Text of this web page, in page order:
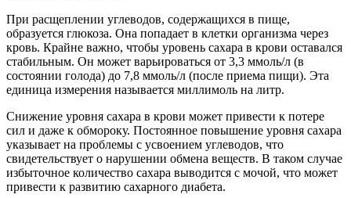
При расщеплении углеводов, содержащихся в пище,
образуется глюкоза. Она попадает в клетки организма через
кровь. Крайне важно, чтобы уровень сахара в крови оставался
стабильным. Он может варьироваться от 3,3 ммоль/л (в
состоянии голода) до 7,8 ммоль/л (после приема пищи). Эта
единица измерения называется миллимоль на литр.
Снижение уровня сахара в крови может привести к потере
сил и даже к обмороку. Постоянное повышение уровня сахара
указывает на проблемы с усвоением углеводов, что
свидетельствует о нарушении обмена веществ. В таком случае
избыточное количество сахара выводится с мочой, что может
привести к развитию сахарного диабета.